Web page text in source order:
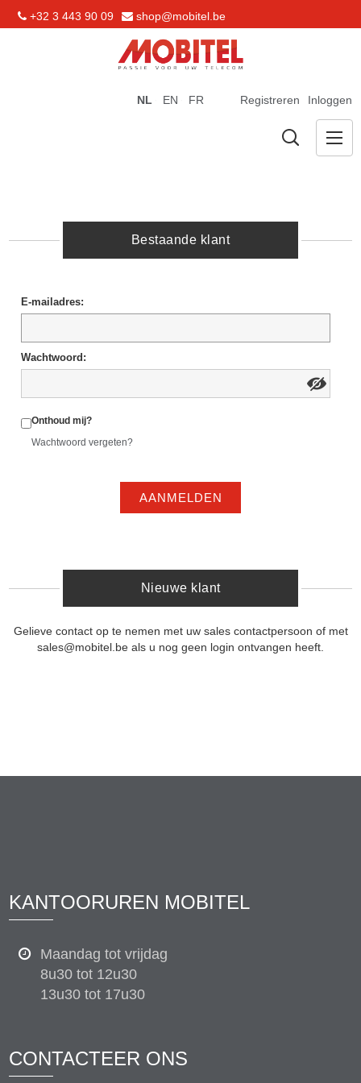
+32 3 443 90 09 shop@mobitel.be
Registreren Inloggen
NL EN FR
Bestaande klant
E-mailadres:
Wachtwoord:
Onthoud mij?
Wachtwoord vergeten?
AANMELDEN
Nieuwe klant
Gelieve contact op te nemen met uw sales contactpersoon of met
sales@mobitel.be als u nog geen login ontvangen heeft.
KANTOORUREN MOBITEL
Maandag tot vrijdag
8u30 tot 12u30
13u30 tot 17u30
CONTACTEER ONS